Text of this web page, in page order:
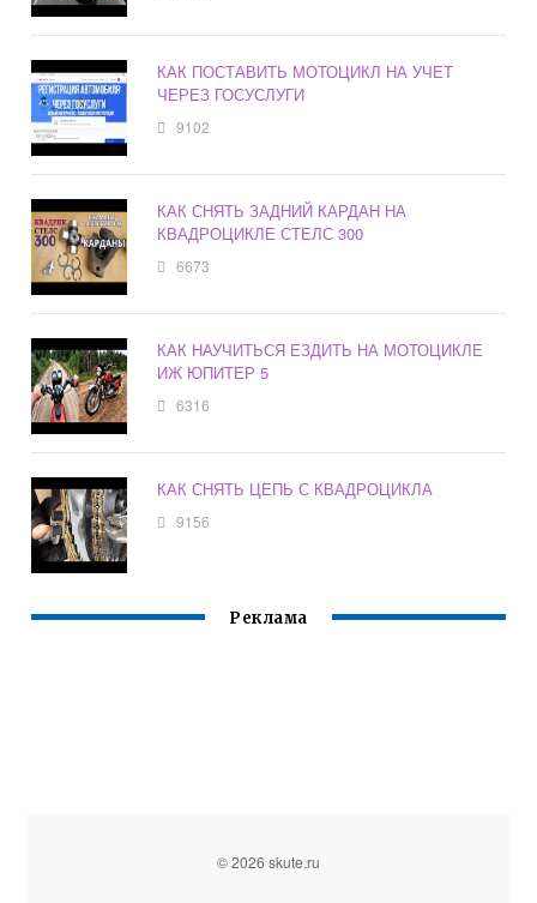
КАК ПОСТАВИТЬ МОТОЦИКЛ НА УЧЕТ
ЧЕРЕЗ ГОСУСЛУГИ
9102
КАК СНЯТЬ ЗАДНИЙ КАРДАН НА
КВАДРОЦИКЛЕ СТЕЛС 300
6673
КАК НАУЧИТЬСЯ ЕЗДИТЬ НА МОТОЦИКЛЕ
ИЖ ЮПИТЕР 5
6316
КАК СНЯТЬ ЦЕПЬ С КВАДРОЦИКЛА
9156
Реклама
© 2026 skute.ru